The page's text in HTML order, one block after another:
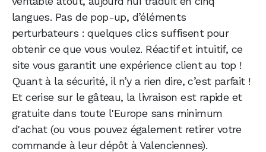
langues. Pas de pop-up, d’éléments
perturbateurs : quelques clics suffisent pour
obtenir ce que vous voulez. Réactif et intuitif, ce
site vous garantit une expérience client au top !
Quant à la sécurité, il n’y a rien dire, c’est parfait !
Et cerise sur le gâteau, la livraison est rapide et
gratuite dans toute l'Europe sans minimum
d'achat (ou vous pouvez également retirer votre
commande à leur dépôt à Valenciennes).